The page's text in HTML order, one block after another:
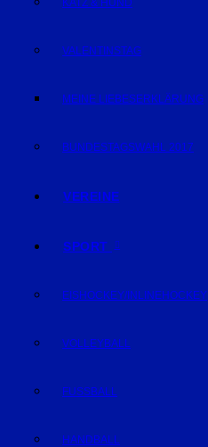
KATZ & HUND
VALENTINSTAG
MEINE LIEBESERKLÄRUNG
BUNDESTAGSWAHL 2017
VEREINE
SPORT
EISHOCKEY/INLINEHOCKEY
VOLLEYBALL
FUSSBALL
HANDBALL